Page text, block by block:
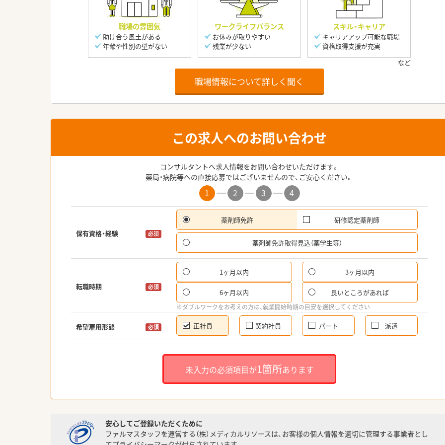
職場の雰囲気
助け合う風土がある
年齢や性別の壁がない
ワークライフバランス
お休みが取りやすい
残業が少ない
スキル・キャリア
キャリアアップ可能な職場
資格取得支援が充実
職場情報について詳しく聞く
この求人へのお問い合わせ
コンサルタントへ求人情報をお問い合わせいただけます。
薬局・病院等への直接応募ではございませんので、ご安心ください。
1 2 3 4
保有資格・経験 必須
薬剤師免許 研修認定薬剤師
薬剤師免許取得見込（薬学生等）
転職時期 必須
1ヶ月以内 3ヶ月以内
6ヶ月以内 良いところがあれば
※ダブルワークをお考えの方は、就業開始時期の目安を選択してください
希望雇用形態 必須 正社員 契約社員 パート 派遣
未入力の必須項目が1箇所あります
安心してご登録いただくために
ファルマスタッフを運営する（株）メディカルリソースは、お客様の個人情報を適切に管理する事業者とし